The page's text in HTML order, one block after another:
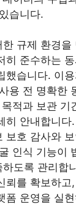
습니다.
규제 환경을
히 준수하는
했습니다. 이
용 전 명확한
적과 보관 기
히 안내합니다
보호 감사와
인식 기능이
도록 관리합
뢰를 확보하고
폼 운영을 실